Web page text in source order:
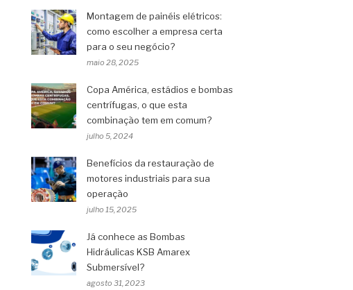
Montagem de painéis elétricos:
como escolher a empresa certa
para o seu negócio?
maio 28, 2025
Copa América, estádios e bombas
centrífugas, o que esta
combinação tem em comum?
julho 5, 2024
Benefícios da restauração de
motores industriais para sua
operação
julho 15, 2025
Já conhece as Bombas
Hidráulicas KSB Amarex
Submersível?
agosto 31, 2023